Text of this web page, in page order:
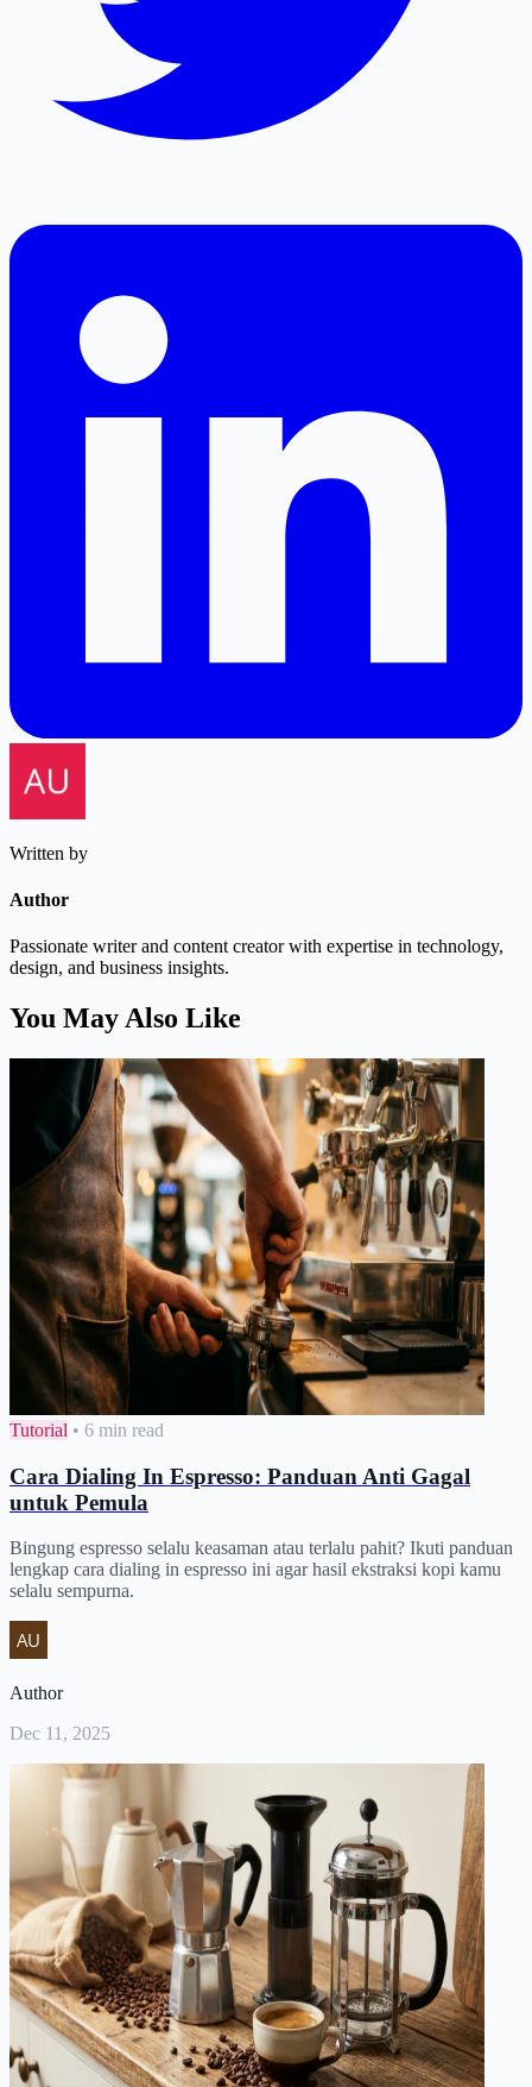
Written by
Author
Passionate writer and content creator with expertise in technology,
design, and business insights.
You May Also Like
Tutorial • 6 min read
Cara Dialing In Espresso: Panduan Anti Gagal
untuk Pemula
Bingung espresso selalu keasaman atau terlalu pahit? Ikuti panduan
lengkap cara dialing in espresso ini agar hasil ekstraksi kopi kamu
selalu sempurna.
Author
Dec 11, 2025